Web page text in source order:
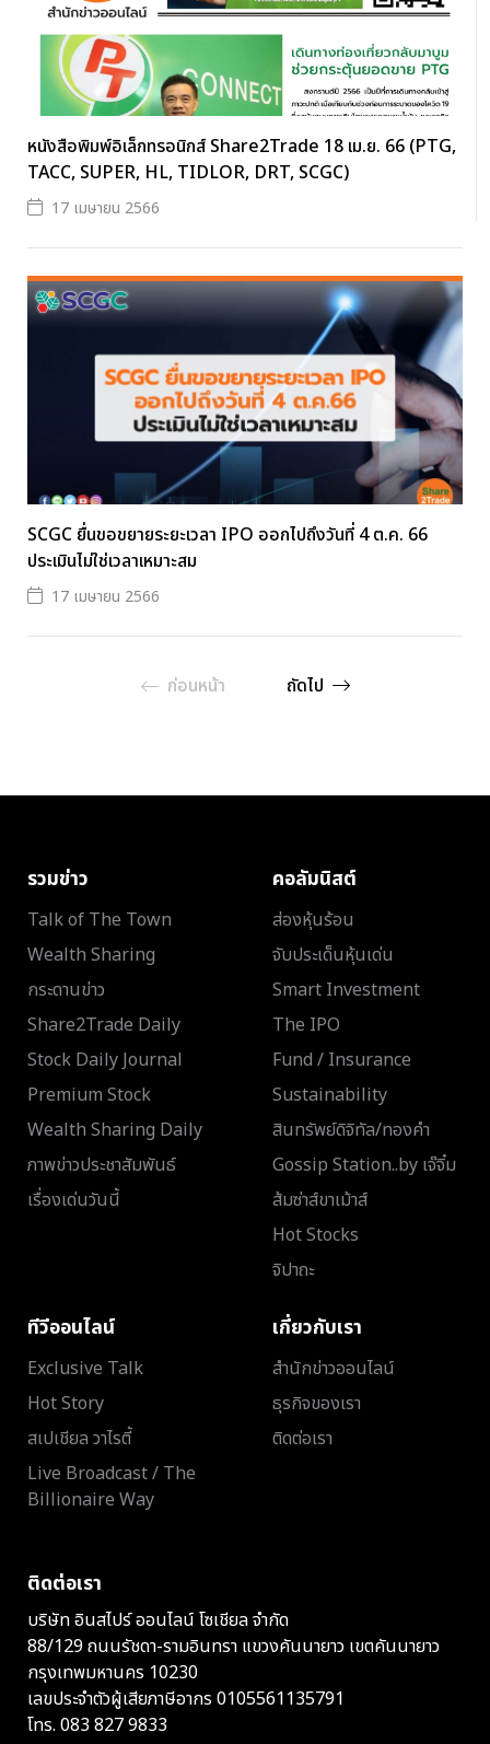
หนังสือพิมพ์อิเล็กทรอนิกส์ Share2Trade 18 เม.ย. 66 (PTG,
TACC, SUPER, HL, TIDLOR, DRT, SCGC)
17 เมษายน 2566
SCGC ยื่นขอขยายระยะเวลา IPO ออกไปถึงวันที่ 4 ต.ค. 66
ประเมินไม่ใช่เวลาเหมาะสม
17 เมษายน 2566
ก่อนหน้า ถัดไป
รวมข่าว
Talk of The Town
Wealth Sharing
กระดานข่าว
Share2Trade Daily
Stock Daily Journal
Premium Stock
Wealth Sharing Daily
ภาพข่าวประชาสัมพันธ์
เรื่องเด่นวันนี้
คอลัมนิสต์
ส่องหุ้นร้อน
จับประเด็นหุ้นเด่น
Smart Investment
The IPO
Fund / Insurance
Sustainability
สินทรัพย์ดิจิทัล/ทองคำ
Gossip Station..by เจ๊จิ๋ม
ส้มซ่าส์ขาเม้าส์
Hot Stocks
จิปาถะ
ทีวีออนไลน์
Exclusive Talk
Hot Story
สเปเชียล วาไรตี้
Live Broadcast / The
Billionaire Way
เกี่ยวกับเรา
สำนักข่าวออนไลน์
ธุรกิจของเรา
ติดต่อเรา
ติดต่อเรา
บริษัท อินสไปร์ ออนไลน์ โซเชียล จำกัด
88/129 ถนนรัชดา-รามอินทรา แขวงคันนายาว เขตคันนายาว
กรุงเทพมหานคร 10230
เลขประจำตัวผู้เสียภาษีอากร 0105561135791
โทร. 083 827 9833